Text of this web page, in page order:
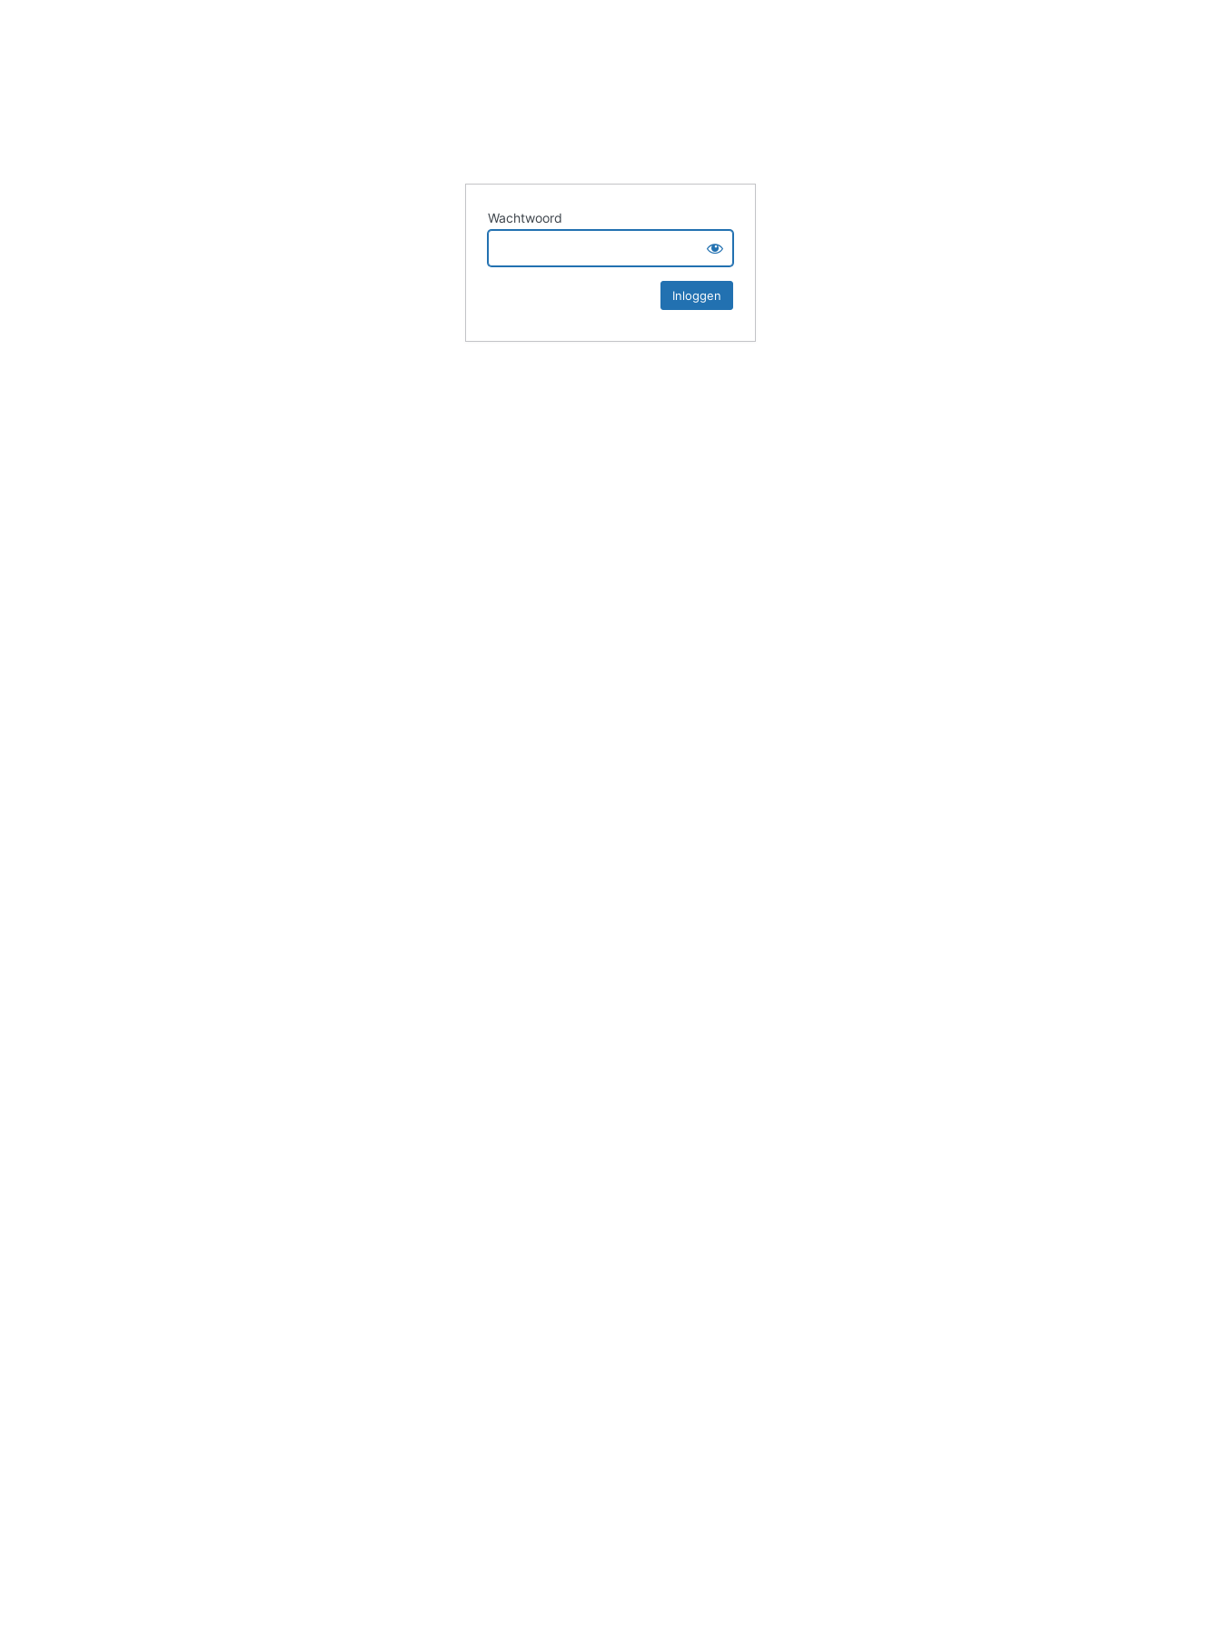
Wachtwoord